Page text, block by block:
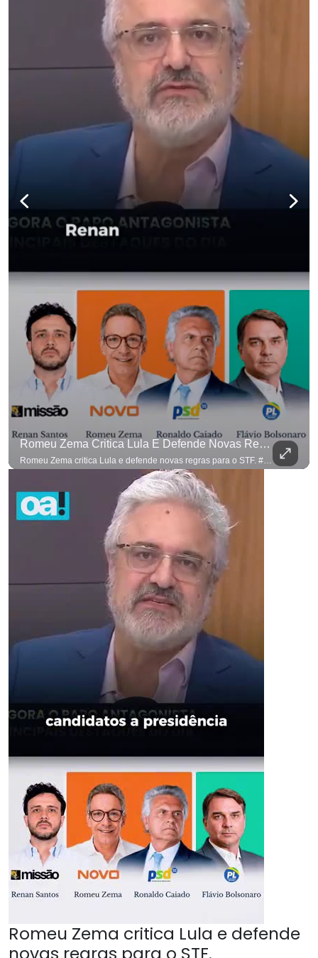
Romeu Zema Critica Lula E Defende Novas Regras Para O STF. #OAntagonista
Romeu Zema critica Lula e defende novas regras para o STF. #OAntagonista Se você busca informação com credibilidade, inscreva-se agora e ative o
Romeu Zema critica Lula e defende